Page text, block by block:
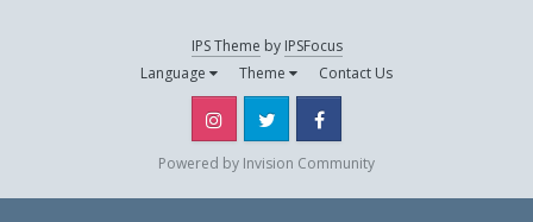
IPS Theme by IPSFocus
Language
Theme Contact Us
Instagram Twitter
Powered by Invision Community